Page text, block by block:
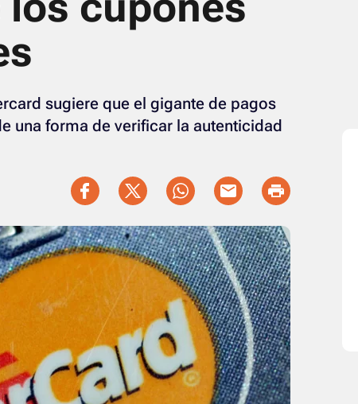
sugiere que el gigante de pagos
una forma de verificar la autenticidad